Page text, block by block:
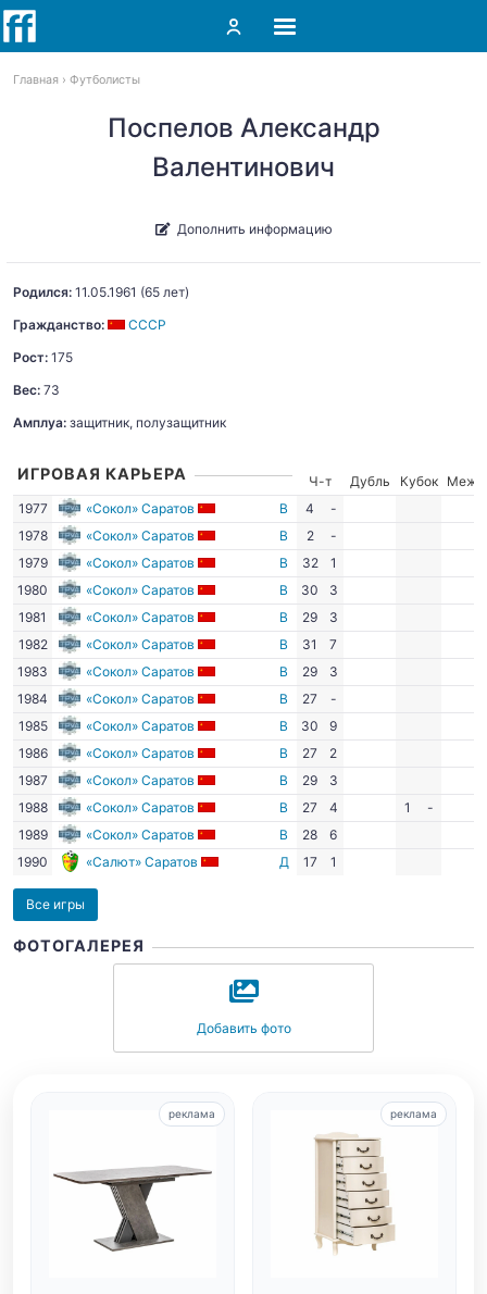
Главная Футболисты
Поспелов Александр
Валентинович
Дополнить информацию
Родился: 11.05.1961 (65 лет)
Гражданство:
СССР
Рост: 175
Вес: 73
Амплуа: защитник, полузащитник
ИГРОВАЯ КАРЬЕРА Ч-т Дубль Кубок
Межд.
1977
«Сокол» Саратов В 4
-
1978
«Сокол» Саратов В 2
-
1979
«Сокол» Саратов В 32
1
1980
«Сокол» Саратов В 30
3
1981
«Сокол» Саратов В 29
3
1982
«Сокол» Саратов В 31
7
1983
«Сокол» Саратов В 29
3
1984
«Сокол» Саратов В 27
-
1985
«Сокол» Саратов В 30
9
1986
«Сокол» Саратов В 27
2
1987
«Сокол» Саратов В 29
3
1988
«Сокол» Саратов В 27 4 1
-
1989
«Сокол» Саратов В 28
6
1990
«Салют» Саратов Д 17 1
Все игры
ФОТОГАЛЕРЕЯ
Добавить фото
реклама реклама